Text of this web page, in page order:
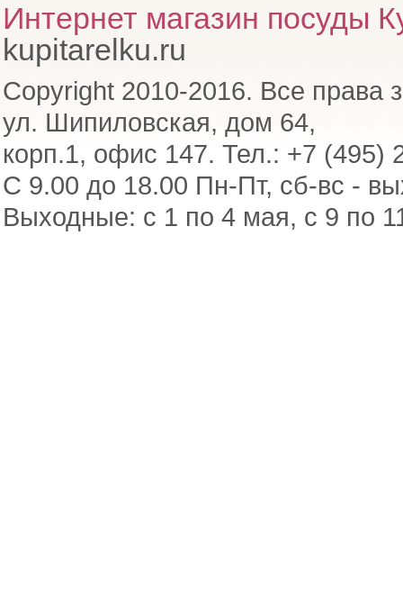
Интернет магазин посуды
kupitarelku.ru
Copyright 2010-2016. Все права
ул. Шипиловская, дом 64,
корп.1, офис 147. Тел.: +7 (495)
С 9.00 до 18.00 Пн-Пт, сб-вс -
Выходные: с 1 по 4 мая, с 9 по